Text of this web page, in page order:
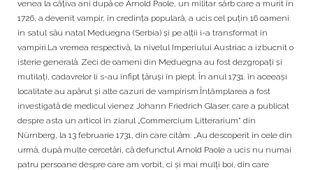
venea la câțiva ani după ce Arnold Paole, un militar sârb care a murit în
1726, a devenit vampir, în credința populară, a ucis cel puțin 16 oameni
în satul său natal Meduegna (Serbia) și pe alții i-a transformat în
vampiri.La vremea respectivă, la nivelul Imperiului Austriac a izbucnit o
isterie generală. Zeci de oameni din Meduegna au fost dezgropaţi şi
mutilați, cadavrelor li s-au înfipt țăruși în piept. În anul 1731. în aceeaşi
localitate au apărut şi alte cazuri de vampirism.Întâmplarea a fost
investigată de medicul vienez Johann Friedrich Glaser. care a publicat
despre asta un articol în ziarul „Commercium Litterarium” din
Nürnberg, la 13 februarie 1731, din care cităm: „Au descoperit în cele din
urmă, după multe cercetări, că defunctul Arnold Paole a ucis nu numai
patru persoane despre care am vorbit, ci şi mai mulți boi, din care